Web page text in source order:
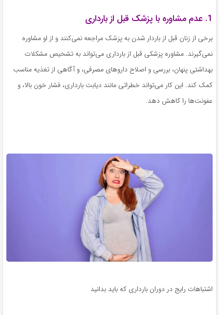
1. عدم مشاوره با پزشک قبل از بارداری
برخی از زنان قبل از باردار شدن به پزشک مراجعه نمی‌کنند و از او مشاوره
نمی‌گیرند. مشاوره پزشکی قبل از بارداری می‌تواند به تشخیص مشکلات
بهداشتی پنهان، بررسی و اصلاح داروهای مصرفی، و آگاهی از تغذیه مناسب
کمک کند. این کار می‌تواند خطراتی مانند دیابت بارداری، فشار خون بالا، و
عفونت‌ها را کاهش دهد.
اشتباهات رایج در دوران بارداری که باید بدانید